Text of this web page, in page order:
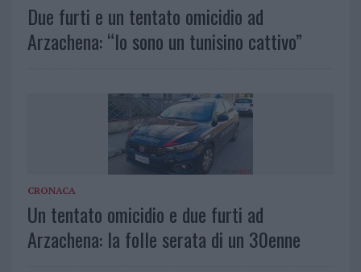
Due furti e un tentato omicidio ad
Arzachena: “Io sono un tunisino cattivo”
CRONACA
Un tentato omicidio e due furti ad
Arzachena: la folle serata di un 30enne